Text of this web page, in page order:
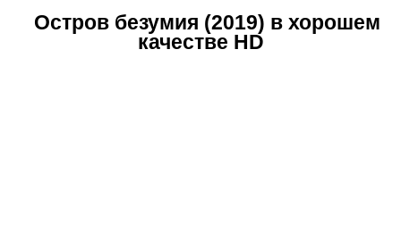
Остров безумия (2019) в хорошем
качестве HD